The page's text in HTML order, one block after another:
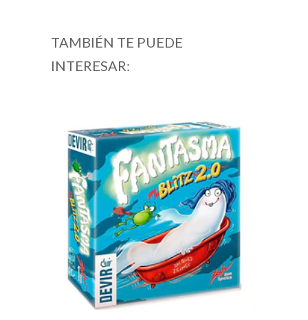
TAMBIÉN TE PUEDE
INTERESAR: